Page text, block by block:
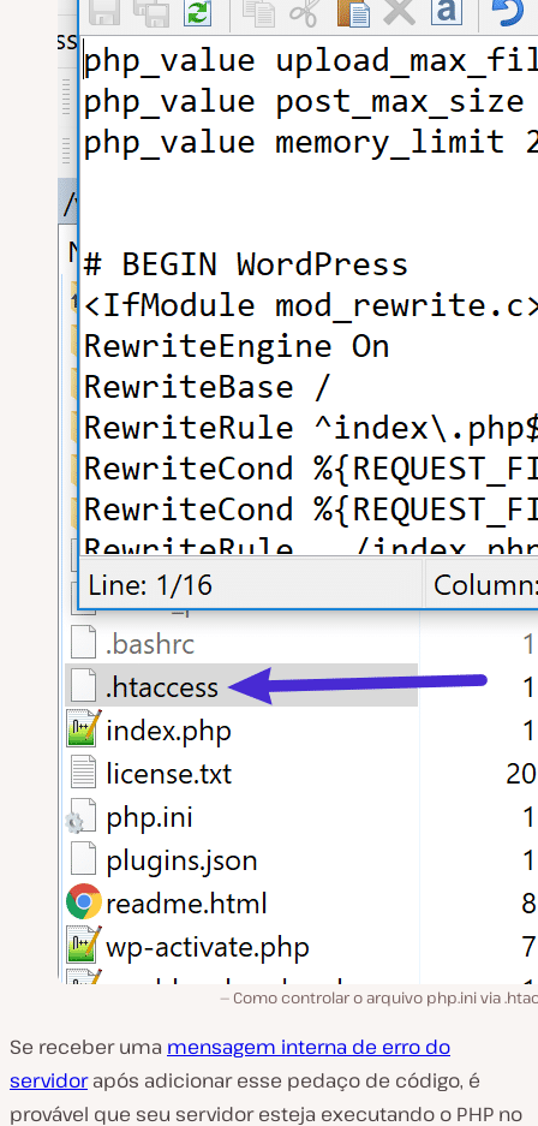
Como controlar o arquivo php.ini via
Se receber uma mensagem interna de erro do
servidorapós adicionar esse pedaço de código, é
provável que seu servidor esteja executando o PHP no